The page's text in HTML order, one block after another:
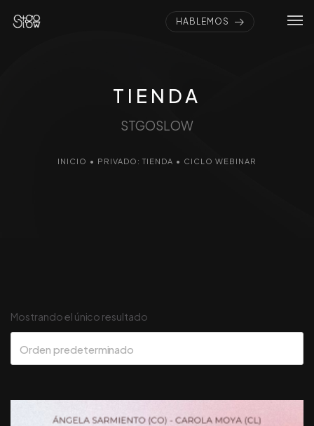
HABLEMOS
TIENDA
STGOSLOW
INICIO • PRIVADO: TIENDA • CICLO WEBINAR
Mostrando el único resultado
Orden predeterminado